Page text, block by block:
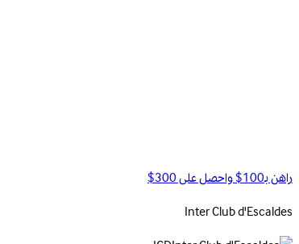
راهن بـ100$ واحصل على 300$
Inter Clubd'Escaldes